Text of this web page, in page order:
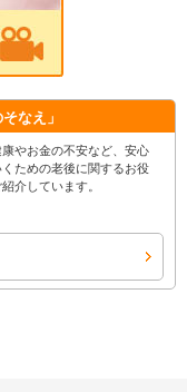
なえ」
やお金の不安など、安心
ための老後に関するお役
介しています。